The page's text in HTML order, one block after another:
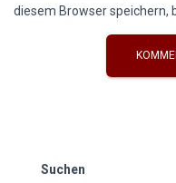
diesem Browser speichern,
Suchen